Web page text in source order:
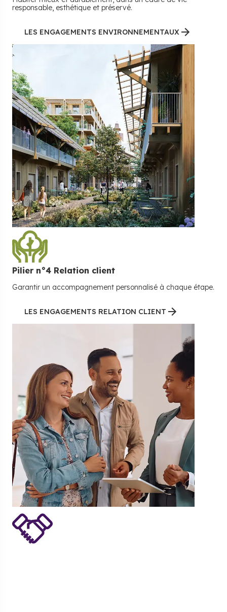
responsable, esthétique et préservé.
LES ENGAGEMENTS ENVIRONNEMENTAUX
Pilier n°4 Relation client
Garantir un accompagnement personnalisé à chaque étape.
LES ENGAGEMENTS RELATION CLIENT